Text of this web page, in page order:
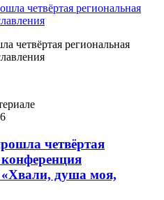
четвёртая региональная
четвёртая
«Хвали, душа моя,